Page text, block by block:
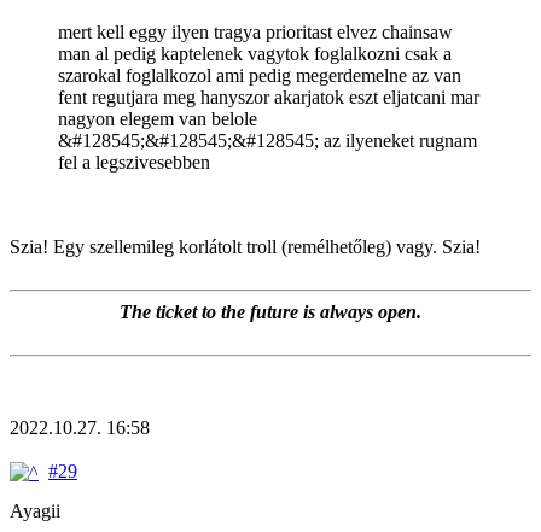
mert kell eggy ilyen tragya prioritast elvez chainsaw
man al pedig kaptelenek vagytok foglalkozni csak a
szarokal foglalkozol ami pedig megerdemelne az van
fent regutjara meg hanyszor akarjatok eszt eljatcani mar
nagyon elegem van belole
&#128545;&#128545;&#128545; az ilyeneket rugnam
fel a legszivesebben
Szia! Egy szellemileg korlátolt troll (remélhetőleg) vagy. Szia!
The ticket to the future is always open.
2022.10.27. 16:58
#29
Ayagii